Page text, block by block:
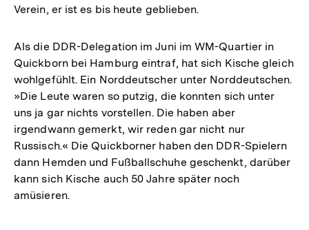
Verein, er ist es bis heute geblieben.
Als die DDR-Delegation im Juni im WM-Quartier in
Quickborn bei Hamburg eintraf, hat sich Kische gleich
wohlgefühlt. Ein Norddeutscher unter Norddeutschen.
»Die Leute waren so putzig, die konnten sich unter
uns ja gar nichts vorstellen. Die haben aber
irgendwann gemerkt, wir reden gar nicht nur
Russisch.« Die Quickborner haben den DDR-Spielern
dann Hemden und Fußballschuhe geschenkt, darüber
kann sich Kische auch 50 Jahre später noch
amüsieren.